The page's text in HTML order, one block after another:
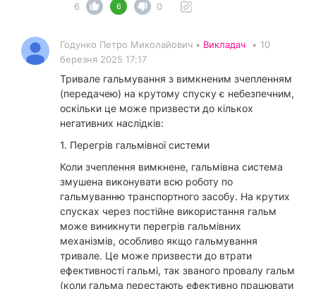
6
6 0
Годунко Петро Миколайович • Викладач • 10
березня 2025 17:17
Тривале гальмування з вимкненим зчепленням
(передачею) на крутому спуску є небезпечним,
оскільки це може призвести до кількох
негативних наслідків:
1. Перегрів гальмівної системи
Коли зчеплення вимкнене, гальмівна система
змушена виконувати всю роботу по
гальмуванню транспортного засобу. На крутих
спусках через постійне використання гальм
може виникнути перегрів гальмівних
механізмів, особливо якщо гальмування
тривале. Це може призвести до втрати
ефективності гальмі, так званого провалу гальм
(коли гальма перестають ефективно працювати